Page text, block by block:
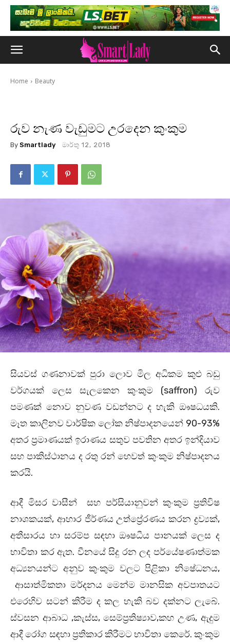
Home Beauty
රුව නැණ වැඩුමට උරදෙන කුංකුම
By Smartlady මාර්තු 12, 2018
සියවස් ගණනාවක් පුරා ලොව මිල අධිකම කුළු බඩු
වර්ගයක් ලෙස සැලකෙන කුංකුම (saffron) රුව
පමණක් නොව නුවණ වඩන්නට ද හැකි ඖෂධයකි.
මෑත කාලිනව වාර්ෂික ලෝක නිෂ්පාදනයෙන් 90-93%
අතර ප්‍රමාණයක් ඉරාණය සතුව පවතින අතර ඉන්දියාව
සහ පාකිස්ථානය ද රතු රන් හෙවත් කුංකුම නිෂ්පාදනය
කරයි.
ආදී මිසර වාසීන් සහ පර්සියානුවන් කුංකුම ප්‍රතිවිෂ
නාශකයක්, ආහාර ජීර්ණය උත්ප්‍රේරණය කරන ද්‍රව්‍යක්,
අතීසාරය හා සරම්ප සඳහා ඖෂධීය පානයක් ලෙස ද
භාවිතා කර ඇත. වීනයේ සිදු රන ලද පර්යේෂණාත්මක
අධ්‍යනයන්ට අනුව කුංකුම වලට පිළිකා නිෂේධනය,
ආසාත්මිකතා මර්දනය මෙන්ම මානසික අවපාතයට
එරෙහිව සටන් කිරීම ද කල හැකි බව දක්නට ලැබේ.
ස්වසන ආබාධ ,කැස්ස, සෙම්ප්‍රතිෂ්‍යාව,කහ උණ, ඇදුම
ආදී රෝග සඳහා ප්‍රතිකාර කිරීමට භාවිතා කෙරේ. කුංකුම